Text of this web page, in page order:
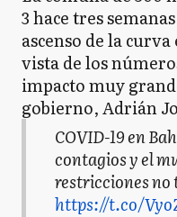
3 hace tres
ascenso de la
vista de los
impacto muy
gobierno, Adrián
COVID-19 en
contagios y el
restricciones no
https://t.co/